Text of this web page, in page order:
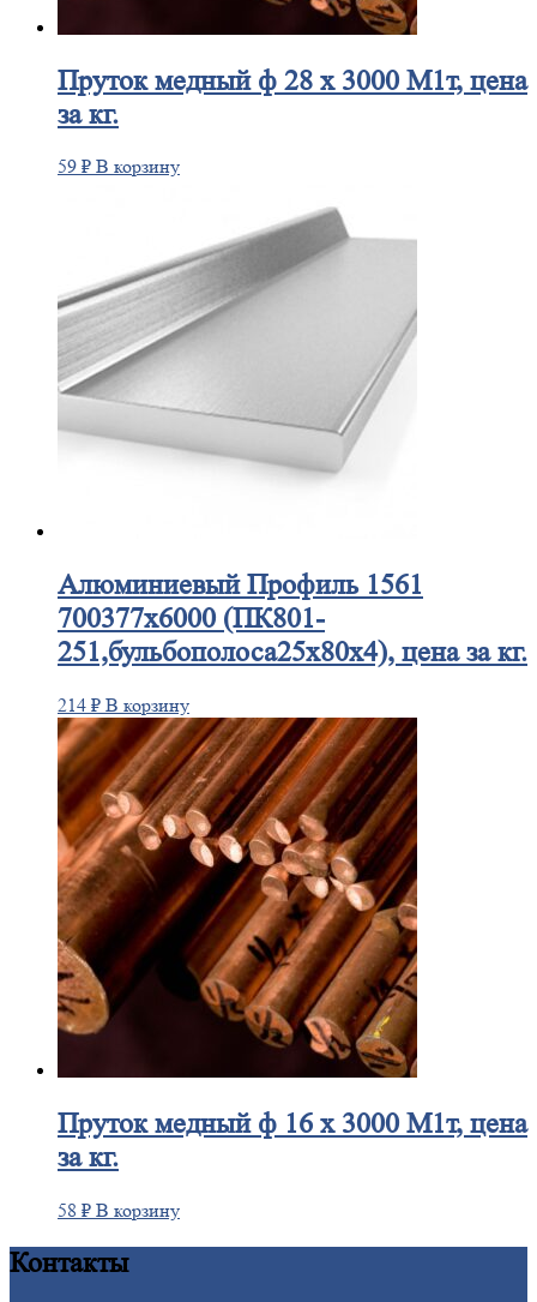
Прутокмедный ф 28 х 3000 М1т, цена
за кг.
59 ₽ В корзину
АлюминиевыйПрофиль 1561
700377х6000 (ПК801-
251,бульбополоса25х80х4), цена за кг.
214 ₽ В корзину
Прутокмедный ф 16 х 3000 М1т, цена
за кг.
58 ₽ В корзину
Контакты